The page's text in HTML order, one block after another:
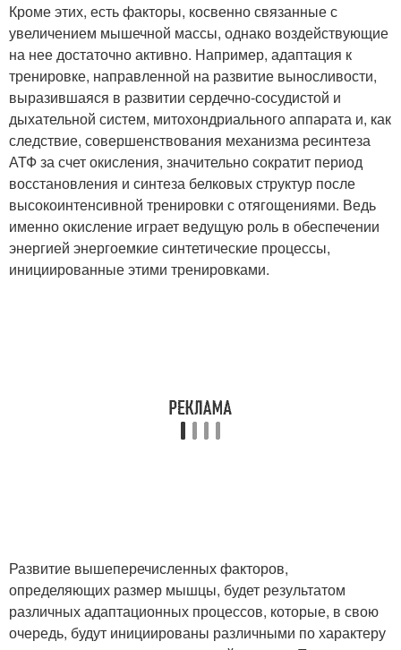
Кроме этих, есть факторы, косвенно связанные с
увеличением мышечной массы, однако воздействующие
на нее достаточно активно. Например, адаптация к
тренировке, направленной на развитие выносливости,
выразившаяся в развитии сердечно-сосудистой и
дыхательной систем, митохондриального аппарата и, как
следствие, совершенствования механизма ресинтеза
АТФ за счет окисления, значительно сократит период
восстановления и синтеза белковых структур после
высокоинтенсивной тренировки с отягощениями. Ведь
именно окисление играет ведущую роль в обеспечении
энергией энергоемкие синтетические процессы,
инициированные этими тренировками.
Развитие вышеперечисленных факторов,
определяющих размер мышцы, будет результатом
различных адаптационных процессов, которые, в свою
очередь, будут инициированы различными по характеру